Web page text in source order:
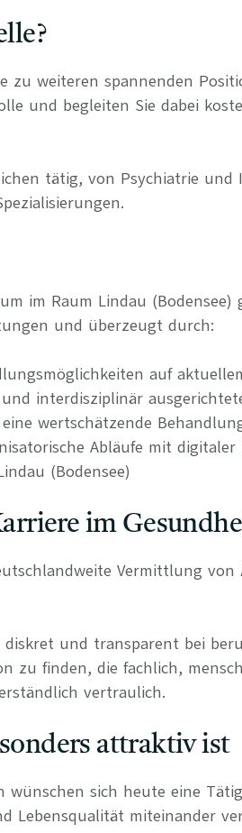
zu weiteren spannenden
und begleiten Sie dabei
tätig, von Psychiatrie
im Raum Lindau
und überzeugt durch:
auf
interdisziplinär
wertschätzende
Abläufe mit
(Bodensee)
im
Vermittlung
und transparent bei
zu finden, die fachlich,
vertraulich.
attraktiv ist
sich heute eine
Lebensqualität miteinander